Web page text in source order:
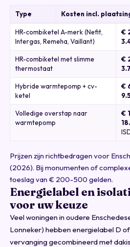
Type Kosten incl.
HR-combiketel A-merk (Nefit,
Intergas, Remeha, Vaillant)
€
HR-combiketel met slimme
thermostaat
€
Hybride warmtepomp + cv-
ketel
€
Volledige overstap naar
warmtepomp
€
Prijzen zijn richtbedragen voor
(2026). Bij monumenten of
toeslag van € 200-500 gelden.
Energielabel en
voor uw keuze
Veel woningen in oudere
Lonneker) hebben energielabel D
vervanging gecombineerd met